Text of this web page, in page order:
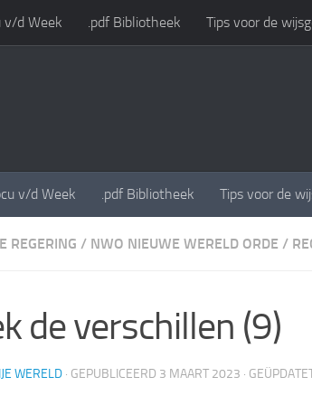
v/d Week .pdf Bibliotheek Tips voor de
v/d Week .pdf Bibliotheek Tips voor de
REGERING / NWO NIEUWE WERELD ORDE /
de verschillen (9)
WERELD · GEPUBLICEERD 3 MAART 2023 ·